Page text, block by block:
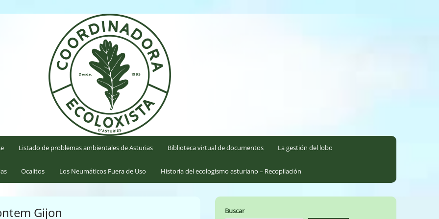
Listado de problemas ambientales de Asturias Biblioteca virtual de documentos La gestión del lobo
Ocalitos Los Neumáticos Fuera de Uso Historia del ecologismo asturiano – Recopilación
Gijon Buscar